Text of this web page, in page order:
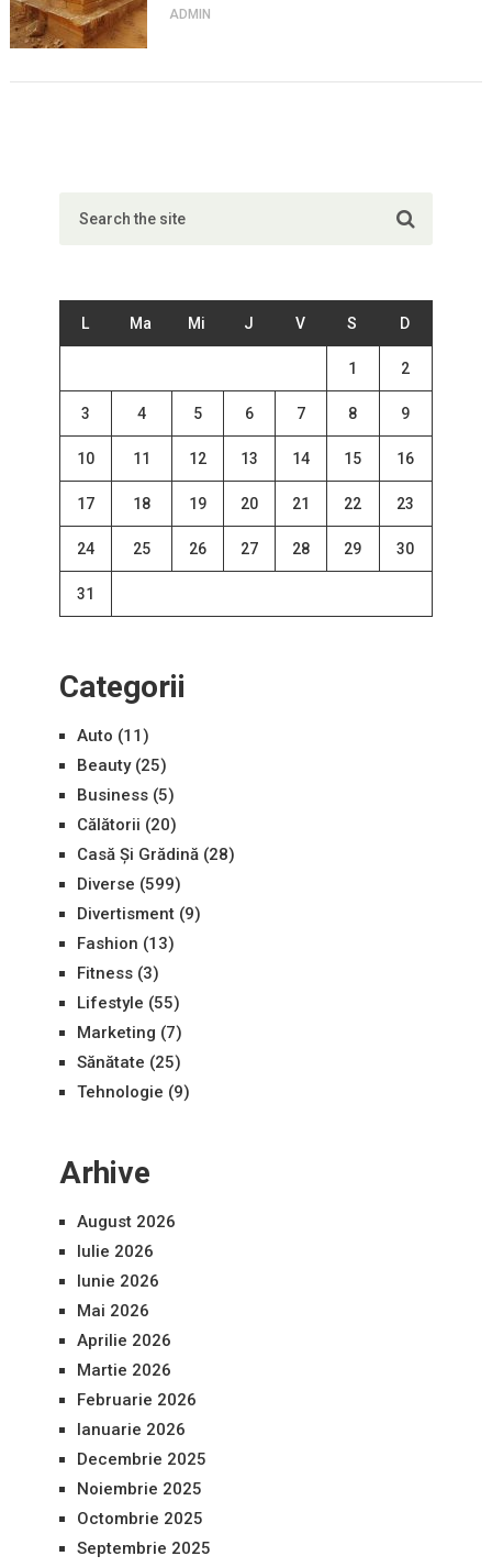
ADMIN
L Ma Mi J V S D
1 2
3 4 5 6 7 8 9
10 11 12 13 14 15 16
17 18 19 20 21 22 23
24 25 26 27 28 29 30
31
Categorii
Auto (11)
Beauty(25)
Business(5)
Călătorii (20)
Casă Și Grădină(28)
Diverse (599)
Divertisment(9)
Fashion (13)
Fitness(3)
Lifestyle (55)
Marketing (7)
Sănătate (25)
Tehnologie (9)
Arhive
August 2026
Iulie 2026
Iunie 2026
Mai 2026
Aprilie 2026
Martie 2026
Februarie 2026
Ianuarie 2026
Decembrie 2025
Noiembrie 2025
Octombrie 2025
Septembrie 2025